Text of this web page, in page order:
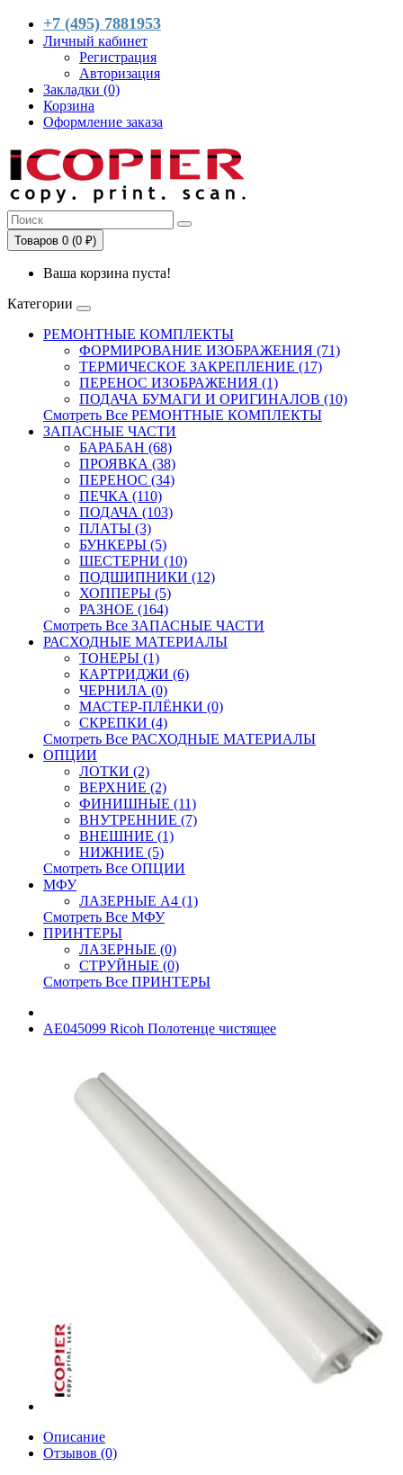
+7 (495) 7881953
Личный кабинет
Регистрация
Авторизация
Закладки (0)
Корзина
Оформление заказа
Товаров 0 (0 ₽)
Ваша корзина пуста!
Категории
РЕМОНТНЫЕ КОМПЛЕКТЫ
ФОРМИРОВАНИЕ ИЗОБРАЖЕНИЯ (71)
ТЕРМИЧЕСКОЕ ЗАКРЕПЛЕНИЕ (17)
ПЕРЕНОС ИЗОБРАЖЕНИЯ (1)
ПОДАЧА БУМАГИ И ОРИГИНАЛОВ (10)
Смотреть Все РЕМОНТНЫЕ КОМПЛЕКТЫ
ЗАПАСНЫЕ ЧАСТИ
БАРАБАН (68)
ПРОЯВКА (38)
ПЕРЕНОС (34)
ПЕЧКА (110)
ПОДАЧА (103)
ПЛАТЫ (3)
БУНКЕРЫ (5)
ШЕСТЕРНИ (10)
ПОДШИПНИКИ (12)
ХОППЕРЫ (5)
РАЗНОЕ (164)
Смотреть Все ЗАПАСНЫЕ ЧАСТИ
РАСХОДНЫЕ МАТЕРИАЛЫ
ТОНЕРЫ (1)
КАРТРИДЖИ (6)
ЧЕРНИЛА (0)
МАСТЕР-ПЛЁНКИ (0)
СКРЕПКИ (4)
Смотреть Все РАСХОДНЫЕ МАТЕРИАЛЫ
ОПЦИИ
ЛОТКИ (2)
ВЕРХНИЕ (2)
ФИНИШНЫЕ (11)
ВНУТРЕННИЕ (7)
ВНЕШНИЕ (1)
НИЖНИЕ (5)
Смотреть Все ОПЦИИ
МФУ
ЛАЗЕРНЫЕ A4 (1)
Смотреть Все МФУ
ПРИНТЕРЫ
ЛАЗЕРНЫЕ (0)
СТРУЙНЫЕ (0)
Смотреть Все ПРИНТЕРЫ
AE045099 Ricoh Полотенце чистящее
Описание
Отзывов (0)